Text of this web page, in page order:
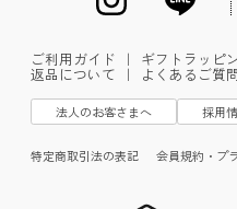
ご利用ガイド ｜ ギフトラッピ
返品について ｜ よくあるご質問
法人のお客さまへ 採用
特定商取引法の表記 会員規約・プ